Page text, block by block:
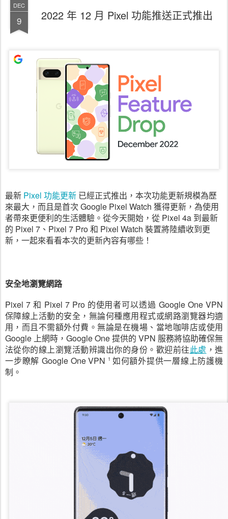
DEC
9 2022 年 12 月 Pixel 功能推送正式推出
最新 Pixel 功能更新 已經正式推出，本次功能更新規模為歷
來最大，而且是首次 Google Pixel Watch 獲得更新，為使用
者帶來更便利的生活體驗。從今天開始，從 Pixel 4a 到最新
的 Pixel 7、Pixel 7 Pro 和 Pixel Watch 裝置將陸續收到更
新，一起來看看本次的更新內容有哪些！
安全地瀏覽網路
Pixel 7 和 Pixel 7 Pro 的使用者可以透過 Google One VPN
保障線上活動的安全，無論何種應用程式或網路瀏覽器均適
用，而且不需額外付費。無論是在機場、當地咖啡店或使用
Google 上網時，Google One 提供的 VPN 服務將協助確保無
法從你的線上瀏覽活動辨識出你的身份。歡迎前往此處 ，進
一步瞭解 Google One VPN 1 如何額外提供一層線上防護機
制。